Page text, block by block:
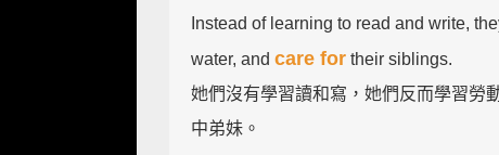
Instead of learning to read and write,
water, andcare for their siblings.
她們沒有學習讀和寫，她們反而學習勞
中弟妹。